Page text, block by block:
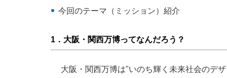
今回のテーマ（ミッション）紹介
1．大阪・関西万博ってなんだろう？
大阪・関西万博は"いのち輝く未来社会のデ